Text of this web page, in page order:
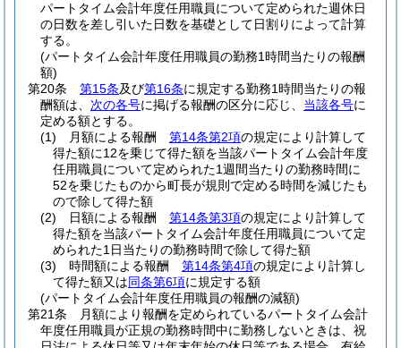
パートタイム会計年度任用職員について定められた週休日
の日数を差し引いた日数を基礎として日割りによって計算
する。
(パートタイム会計年度任用職員の勤務1時間当たりの報酬
額)
第20条
第15条及び第16条に規定する勤務1時間当たりの報
酬額は、 次の各号に掲げる報酬の区分に応じ、 当該各号に
定める額とする。
(1)
月額による報酬 第14条第2項の規定により計算して
得た額に12を乗じて得た額を当該パートタイム会計年度
任用職員について定められた1週間当たりの勤務時間に
52を乗じたものから町長が規則で定める時間を減じたも
ので除して得た額
(2)
日額による報酬 第14条第3項の規定により計算して
得た額を当該パートタイム会計年度任用職員について定
められた1日当たりの勤務時間で除して得た額
(3)
時間額による報酬 第14条第4項の規定により計算し
て得た額又は同条第6項に規定する額
(パートタイム会計年度任用職員の報酬の減額)
第21条
月額により報酬を定められているパートタイム会計
年度任用職員が正規の勤務時間中に勤務しないときは、祝